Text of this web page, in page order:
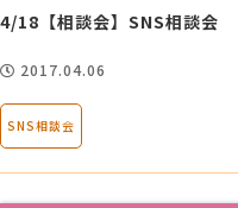
4/18【相談会】SNS相談会
2017.04.06
SNS相談会